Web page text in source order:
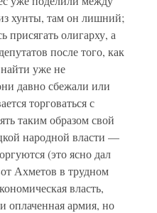
хунты, там он лишний;
присягать олигарху, а
после того, как
уже не
давно сбежали или
торговаться с
таким образом свой
народной власти —
(это ясно дал
Ахметов в трудном
власть,
оплаченная армия, но